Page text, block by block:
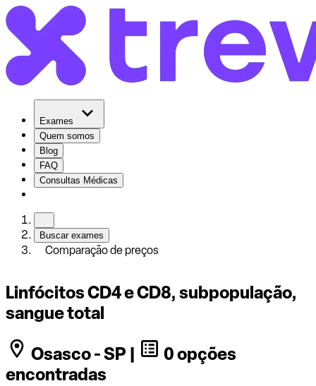
Exames
Quem somos
Blog
FAQ
Consultas Médicas
Buscar exames
Comparação de preços
Linfócitos CD4 e CD8, subpopulação,
sangue total
Osasco - SP |
0 opções
encontradas